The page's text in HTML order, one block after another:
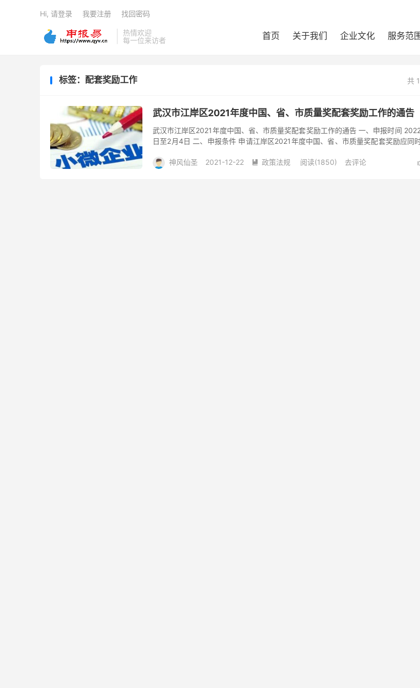
热情欢迎
每一位来访者
首页 关于我们 企业文化 服务范
Hi, 请登录 我要注册 找回密码
共
标签：配套奖励工作
武汉市江岸区2021年度中国、省、市质量奖配套奖励工作的通告
武汉市江岸区2021年度中国、省、市质量奖配套奖励工作的通告 一、申报时间
日至2月4日 二、申报条件 申请江岸区2021年度中国、省、市质量奖配套奖励应同
神风仙圣 2021-12-22  政策法规 阅读(1850) 去评论